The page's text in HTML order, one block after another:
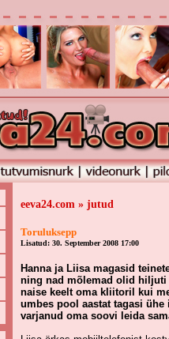
eeva24.com » jutud
Toruluksepp
Lisatud: 30. September 2008 17:00
Hanna ja Liisa magasid
ning nad mõlemad olid hiljuti
naise keelt oma kliitoril kui
umbes pool aastat tagasi
varjanud oma soovi leida